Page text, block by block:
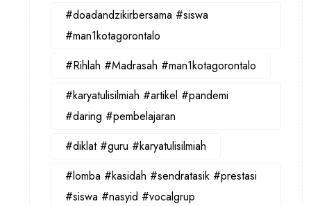
#doadandzikirbersama #siswa
#man1kotagorontalo
#Rihlah #Madrasah #man1kotagorontalo
#karyatulisilmiah #artikel #pandemi
#daring #pembelajaran
#diklat #guru #karyatulisilmiah
#lomba #kasidah #sendratasik #prestasi
#siswa #nasyid #vocalgrup